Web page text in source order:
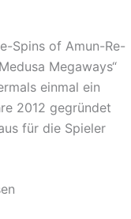
Spins of Amun-Re-
Megaways“
einmal ein
2012 gegründet
für die Spieler